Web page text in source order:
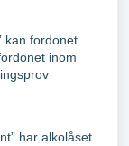
kan fordonet
inom
har alkolåset